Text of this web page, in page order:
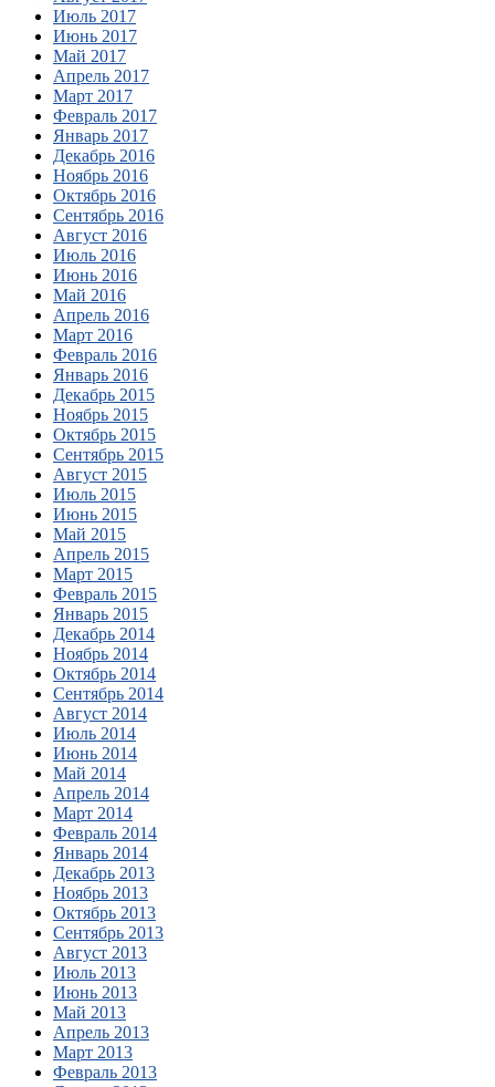
Июль 2017
Июнь 2017
Май 2017
Апрель 2017
Март 2017
Февраль 2017
Январь 2017
Декабрь 2016
Ноябрь 2016
Октябрь 2016
Сентябрь 2016
Август 2016
Июль 2016
Июнь 2016
Май 2016
Апрель 2016
Март 2016
Февраль 2016
Январь 2016
Декабрь 2015
Ноябрь 2015
Октябрь 2015
Сентябрь 2015
Август 2015
Июль 2015
Июнь 2015
Май 2015
Апрель 2015
Март 2015
Февраль 2015
Январь 2015
Декабрь 2014
Ноябрь 2014
Октябрь 2014
Сентябрь 2014
Август 2014
Июль 2014
Июнь 2014
Май 2014
Апрель 2014
Март 2014
Февраль 2014
Январь 2014
Декабрь 2013
Ноябрь 2013
Октябрь 2013
Сентябрь 2013
Август 2013
Июль 2013
Июнь 2013
Май 2013
Апрель 2013
Март 2013
Февраль 2013